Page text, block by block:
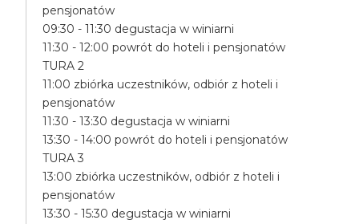
pensjonatów
09:30 - 11:30 degustacja w winiarni
11:30 - 12:00 powrót do hoteli i pensjonatów
TURA 2
11:00 zbiórka uczestników, odbiór z hoteli i
pensjonatów
11:30 - 13:30 degustacja w winiarni
13:30 - 14:00 powrót do hoteli i pensjonatów
TURA 3
13:00 zbiórka uczestników, odbiór z hoteli i
pensjonatów
13:30 - 15:30 degustacja w winiarni